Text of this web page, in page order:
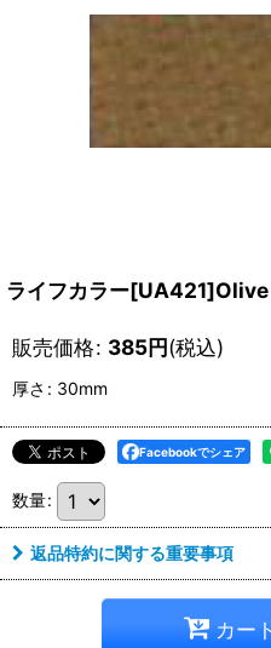
ライフカラー
販売価格: 385円(税込)
厚さ : 30mm
Facebookでシェア
数量:
返品特約に関する重要事項
カー